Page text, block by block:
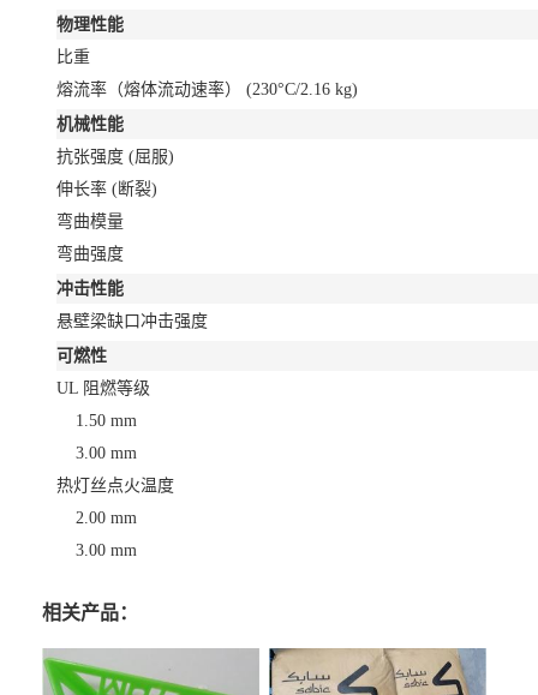
物理性能
比重
熔流率（熔体流动速率） (230°C/2.16 kg)
机械性能
抗张强度 (屈服)
伸长率 (断裂)
弯曲模量
弯曲强度
冲击性能
悬壁梁缺口冲击强度
可燃性
UL 阻燃等级
1.50 mm
3.00 mm
热灯丝点火温度
2.00 mm
3.00 mm
相关产品：